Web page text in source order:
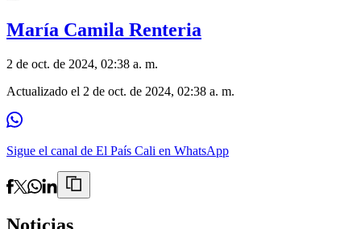
María Camila Renteria
2 de oct. de 2024, 02:38 a. m.
Actualizado el 2 de oct. de 2024, 02:38 a. m.
Sigue el canal de El País Cali en WhatsApp